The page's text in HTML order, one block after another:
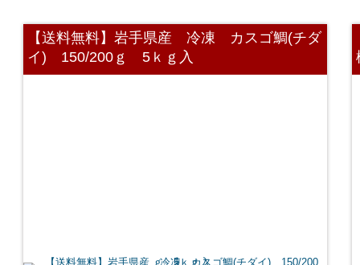
【送料無料】岩手県産 冷凍 カスゴ鯛(チダ
イ) 150/200ｇ 5ｋｇ入